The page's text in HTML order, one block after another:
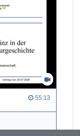
55:13